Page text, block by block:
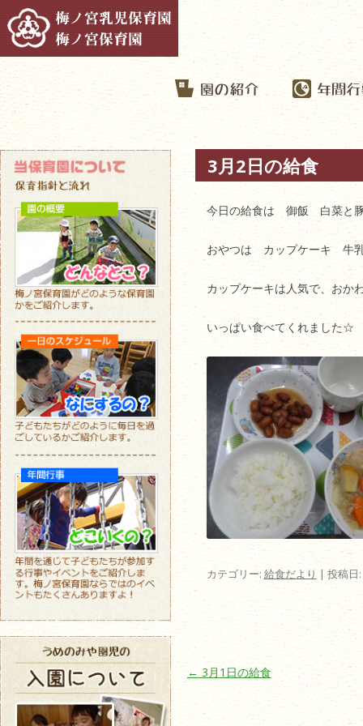
3月2日の給食
今日の給食は 御飯 白菜と
おやつは カップケーキ 牛
カップケーキは人気で、おか
いっぱい食べてくれました☆
カテゴリー:給食だより | 投稿日:
投稿ナビゲーション
← 3月1日の給食